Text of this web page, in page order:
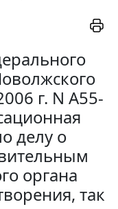
г. N А55-
делу о
органа
так